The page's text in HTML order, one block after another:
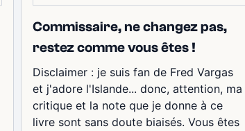
Commissaire, ne changez pas,
restez comme vous êtes !
Disclaimer : je suis fan de Fred Vargas
et j'adore l'Islande... donc, attention, ma
critique et la note que je donne à ce
livre sont sans doute biaisés. Vous êtes